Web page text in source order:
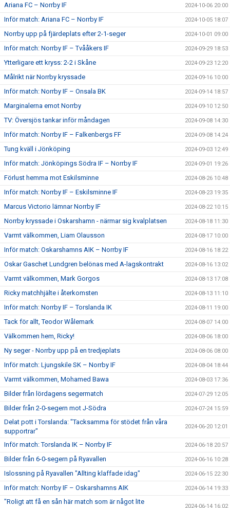
Ariana FC – Norrby IF 2024-10-06 20:00
Inför match: Ariana FC – Norrby IF 2024-10-05 18:07
Norrby upp på fjärdeplats efter 2-1-seger 2024-10-01 09:00
Inför match: Norrby IF – Tvååkers IF 2024-09-29 18:53
Ytterligare ett kryss: 2-2 i Skåne 2024-09-23 12:20
Målrikt när Norrby kryssade 2024-09-16 10:00
Inför match: Norrby IF – Onsala BK 2024-09-14 18:57
Marginalerna emot Norrby 2024-09-10 12:50
TV: Översjös tankar inför måndagen 2024-09-08 14:30
Inför match: Norrby IF – Falkenbergs FF 2024-09-08 14:24
Tung kväll i Jönköping 2024-09-03 12:49
Inför match: Jönköpings Södra IF – Norrby IF 2024-09-01 19:26
Förlust hemma mot Eskilsminne 2024-08-26 10:48
Inför match: Norrby IF – Eskilsminne IF 2024-08-23 19:35
Marcus Victorio lämnar Norrby IF 2024-08-22 10:15
Norrby kryssade i Oskarshamn - närmar sig kvalplatsen 2024-08-18 11:30
Varmt välkommen, Liam Olausson 2024-08-17 10:00
Inför match: Oskarshamns AIK – Norrby IF 2024-08-16 18:22
Oskar Gaschet Lundgren belönas med A-lagskontrakt 2024-08-16 13:02
Varmt välkommen, Mark Gorgos 2024-08-13 17:08
Ricky matchhjälte i återkomsten 2024-08-13 11:10
Inför match: Norrby IF – Torslanda IK 2024-08-11 19:00
Tack för allt, Teodor Wålemark 2024-08-07 14:00
Välkommen hem, Ricky! 2024-08-06 18:00
Ny seger - Norrby upp på en tredjeplats 2024-08-06 08:00
Inför match: Ljungskile SK – Norrby IF 2024-08-04 18:44
Varmt välkommen, Mohamed Bawa 2024-08-03 17:36
Bilder från lördagens segermatch 2024-07-29 12:05
Bilder från 2-0-segern mot J-Södra 2024-07-24 15:59
Delat pott i Torslanda: "Tacksamma för stödet från våra
supportrar"
2024-06-20 12:01
Inför match: Torslanda IK – Norrby IF 2024-06-18 20:57
Bilder från 6-0-segern på Ryavallen 2024-06-16 10:28
Islossning på Ryavallen "Allting klaffade idag" 2024-06-15 22:30
Inför match: Norrby IF – Oskarshamns AIK 2024-06-14 19:33
"Roligt att få en sån här match som är något lite
2024-06-14 16:02